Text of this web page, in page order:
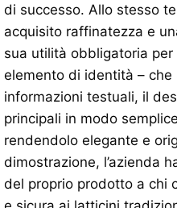
di successo. Allo stesso
acquisito raffinatezza e
sua utilità obbligatoria per
elemento di identità –
informazioni testuali, il
principali in modo
rendendolo elegante e
dimostrazione, l’azienda
del proprio prodotto a chi